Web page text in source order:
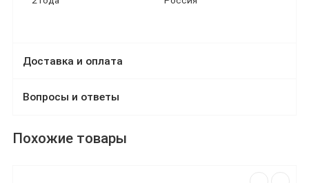
Доставка и оплата
Вопросы и ответы
Похожие товары